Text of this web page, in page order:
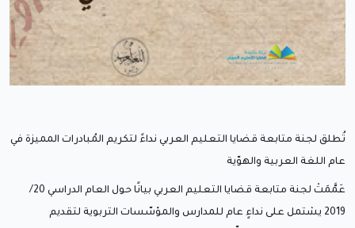
تُطلق لجنة متابعة قضايا التعليم العربي نداءً لتكريم المُبادرات المميزة في
عام اللغة العربية والهوّية
عَمَّمَتْ لجنة متابعة قضايا التعليم العربي بيانًا حول العام الدراسي 20/
2019 يشتمل على نداءٍ عام للمدارس والمؤسّسات التربوية لتقديم